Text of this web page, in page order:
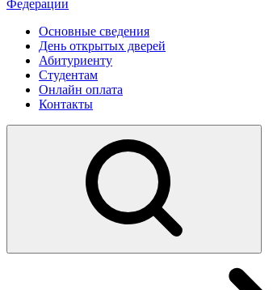
Федерации
Основные сведения
День открытых дверей
Абитуриенту
Студентам
Онлайн оплата
Контакты